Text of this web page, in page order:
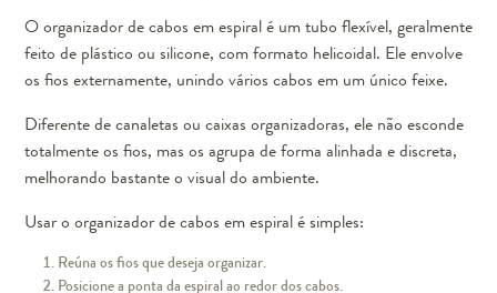
O organizador de cabos em espiral é um tubo flexível, geralmente
feito de plástico ou silicone, com formato helicoidal. Ele envolve
os fios externamente, unindo vários cabos em um único feixe.
Diferente de canaletas ou caixas organizadoras, ele não esconde
totalmente os fios, mas os agrupa de forma alinhada e discreta,
melhorando bastante o visual do ambiente.
Usar o organizador de cabos em espiral é simples:
Reúna os fios que deseja organizar.
Posicione a ponta da espiral ao redor dos cabos.